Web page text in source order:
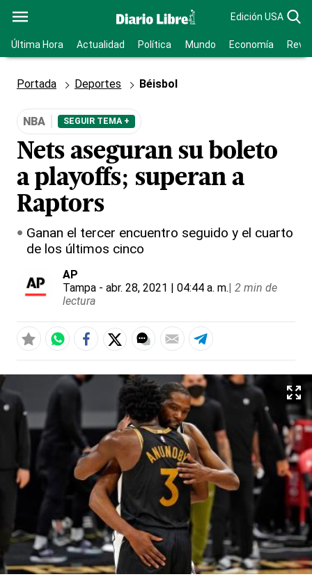
Edición USA
Última Hora Actualidad Política Mundo Economía
Portada Deportes Béisbol
NBA SEGUIR TEMA +
Nets aseguran su boleto
a playoffs; superan a
Raptors
Ganan el tercer encuentro seguido y el cuarto
de los últimos cinco
AP
Tampa - abr. 28, 2021 | 04:44 a. m.| 2 min de
lectura